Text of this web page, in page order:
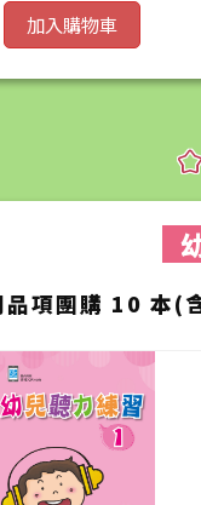
加入購物車
品項團購 10 本(